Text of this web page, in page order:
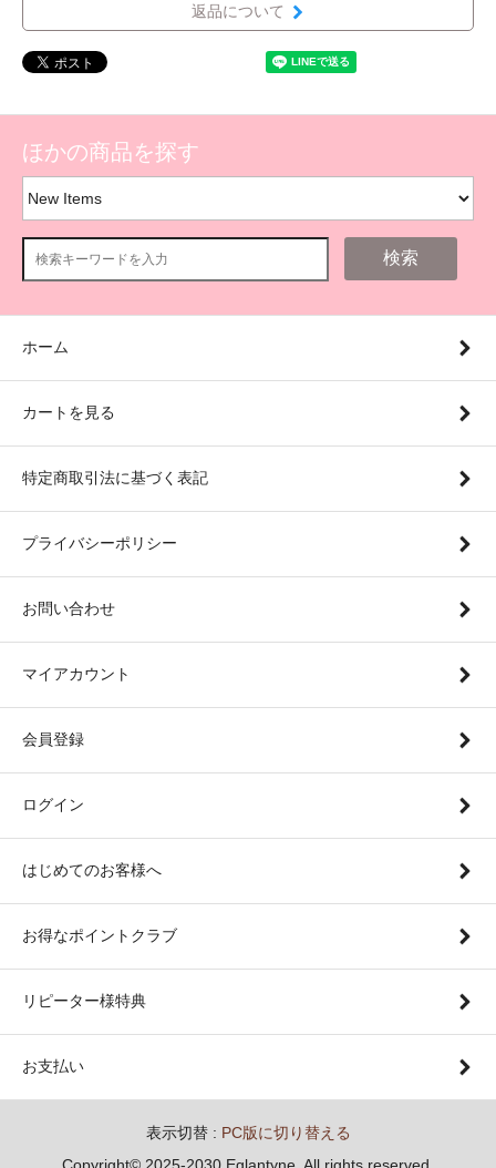
返品について
ほかの商品を探す
検索
ホーム
カートを見る
特定商取引法に基づく表記
プライバシーポリシー
お問い合わせ
マイアカウント
会員登録
ログイン
はじめてのお客様へ
お得なポイントクラブ
リピーター様特典
お支払い
表示切替 : PC版に切り替える
Copyright© 2025-2030 Eglantyne. All rights reserved.